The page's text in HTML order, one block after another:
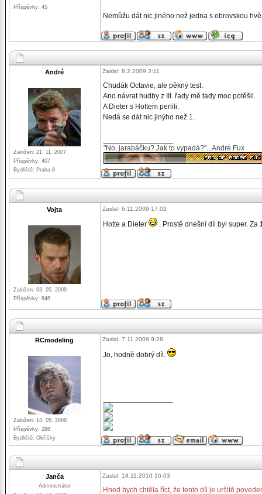
Příspěvky: 45
Nemůžu dát nic jiného než jedna s obrovskou
André
Založen: 21. 11. 2007
Příspěvky: 407
Bydliště: Praha 8
Zaslal: 8.2.2009 2:11
Chudák Octavie, ale pěkný test.
Ano návrat hudby z III. řady mě tady moc potěšil.
A Dieter s Hottem perlili.
Nedá se dát nic jinýho než 1.
"No, jarabáčku? Jak to vypadá?"...André Fux
Vojta
Založen: 03. 05. 2009
Příspěvky: 846
Zaslal: 6.11.2009 17:02
Hotte a Dieter . Prostě dnešní díl byl super. Za
RCmodeling
Založen: 14. 05. 2008
Příspěvky: 288
Bydliště: Okříšky
Zaslal: 7.11.2009 9:28
Jo, hodně dobrý díl.
Janča
Administrátor
Zaslal: 18.11.2010 16:03
Hned bych chtěla říct, že tento díl je určitě